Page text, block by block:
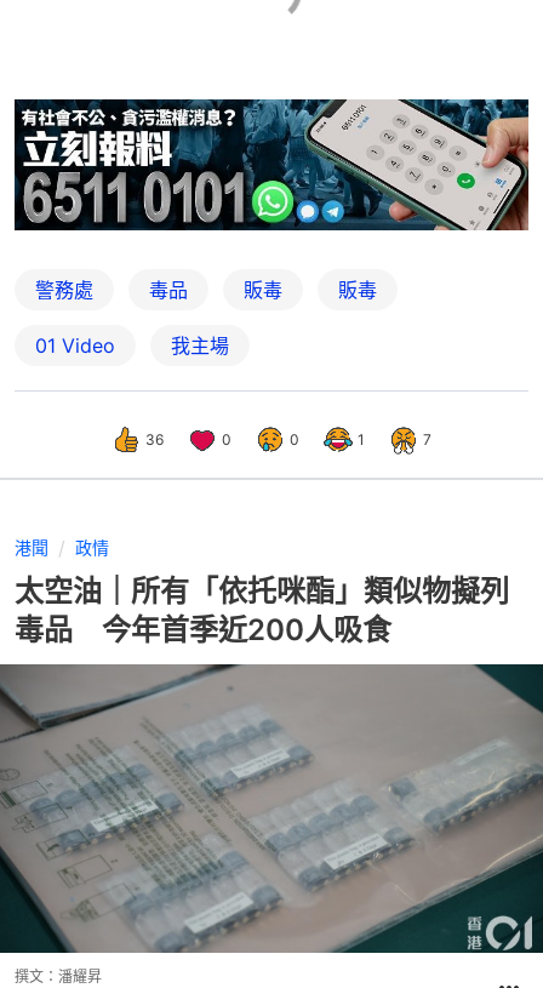
警務處 毒品 販毒 販毒
01 Video 我主場
36 0 0 1 7
港聞 政情
太空油｜所有「依托咪酯」類似物擬列
毒品 今年首季近200人吸食
撰文： 潘耀昇